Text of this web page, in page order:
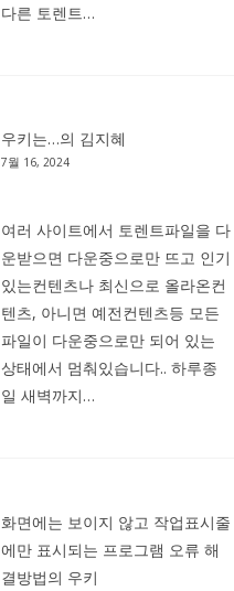
다른 토렌트…
우키는…의 김지혜
7월 16, 2024
여러 사이트에서 토렌트파일을 다
운받으면 다운중으로만 뜨고 인기
있는컨텐츠나 최신으로 올라온컨
텐츠, 아니면 예전컨텐츠등 모든
파일이 다운중으로만 되어 있는
상태에서 멈춰있습니다.. 하루종
일 새벽까지…
화면에는 보이지 않고 작업표시줄
에만 표시되는 프로그램 오류 해
결방법의 우키